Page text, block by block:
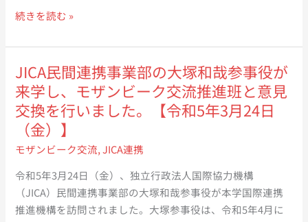
し
ま
【９
月
８
（金）】
開
に
関
す
る
国
会
議」
に
お
が
科
弘
重
学
長
訪
問
し
ま
す
覚
書
を
締
結
ま
し
た
【6
【学
向
け
お
知
ら
せ】
2023
年
夏
JICA
続きを読む »
JICA民間連携事業部の大塚和哉参事役が
来学し、モザンビーク交流推進班と意見
交換を行いました。【令和5年3月24日
（金）】
モザンビーク交流,JICA連携
令和5年3月24日（金）、独立行政法人国際協力機構
（JICA）民間連携事業部の大塚和哉参事役が本学国際連携
推進機構を訪問されました。大塚参事役は、令和5年4月に